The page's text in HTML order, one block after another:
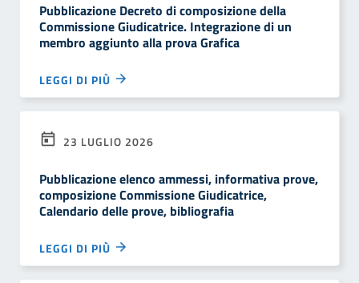
Pubblicazione Decreto di composizione della
Commissione Giudicatrice. Integrazione di un
membro aggiunto alla prova Grafica
LEGGI DI PIÙ
23 LUGLIO 2026
Pubblicazione elenco ammessi, informativa prove,
composizione Commissione Giudicatrice,
Calendario delle prove, bibliografia
LEGGI DI PIÙ